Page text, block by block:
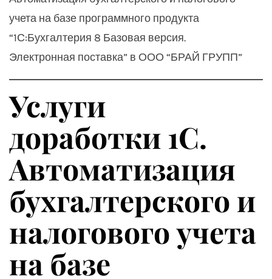
учета на базе программного продукта
“1С:Бухгалтерия 8 Базовая версия.
Электронная поставка” в ООО “БРАЙ ГРУПП”
Услуги
доработки 1С.
Автоматизация
бухгалтерского и
налогового учета
на базе